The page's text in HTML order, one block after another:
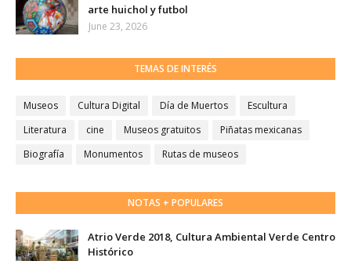
arte huichol y futbol
June 23, 2026
TEMAS DE INTERÉS
Museos Cultura Digital Día de Muertos
Escultura
Literatura
cine Museos gratuitos
Piñatas mexicanas
Biografía
Monumentos Rutas de museos
NOTAS + POPULARES
Atrio Verde 2018, Cultura Ambiental Verde Centro
Histórico